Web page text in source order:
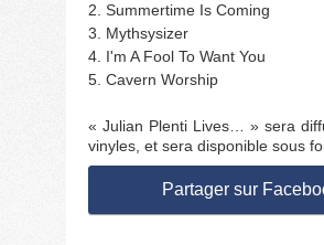
2. Summertime Is Coming
3. Mythsysizer
4. I'm A Fool To Want You
5. Cavern Worship
« Julian Plenti Lives… » sera
vinyles, et sera disponible sous
Partager sur